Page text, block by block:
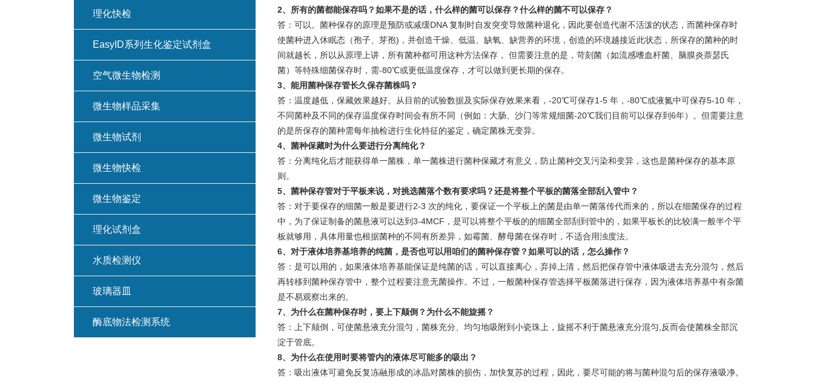
2、所有的菌都能保存吗？如果不是的话，什么样的菌可以保存？什么样的菌不可以保存？
答：可以。菌种保存的原理是预防或减缓DNA 复制时自发突变导致菌种退化，因此要创造代谢不活泼的状态，而菌种保存时
使菌种进入休眠态（孢子、芽孢)，并创造干燥、低温、缺氧、缺营养的环境，创造的环境越接近此状态，所保存的菌种的时
间就越长，所以从原理上讲，所有菌种都可用这种方法保存， 但需要注意的是，苛刻菌（如流感嗜血杆菌、脑膜炎萘瑟氏
菌）等特殊细菌保存时，需-80℃或更低温度保存，才可以做到更长期的保存。
3、能用菌种保存管长久保存菌株吗？
答：温度越低，保藏效果越好。从目前的试验数据及实际保存效果来看，-20℃可保存1-5 年，-80℃或液氮中可保存5-10 年，
不同菌种及不同的保存温度保存时间会有所不同（例如：大肠、沙门等常规细菌-20℃我们目前可以保存到6年）。但需要注意
的是所保存的菌种需每年抽检进行生化特征的鉴定，确定菌株无变异。
4、菌种保藏时为什么要进行分离纯化？
答：分离纯化后才能获得单一菌株，单一菌株进行菌种保藏才有意义，防止菌种交叉污染和变异，这也是菌种保存的基本原
则。
5、菌种保存管对于平板来说，对挑选菌落个数有要求吗？还是将整个平板的菌落全部刮入管中？
答：对于要保存的细菌一般是要进行2-3 次的纯化，要保证一个平板上的菌是由单一菌落传代而来的，所以在细菌保存的过程
中，为了保证制备的菌悬液可以达到3-4MCF，是可以将整个平板的的细菌全部刮到管中的，如果平板长的比较满一般半个平
板就够用，具体用量也根据菌种的不同有所差异，如霉菌、酵母菌在保存时，不适合用浊度法。
6、对于液体培养基培养的纯菌，是否也可以用咱们的菌种保存管？如果可以的话， 怎么操作？
答：是可以用的，如果液体培养基能保证是纯菌的话，可以直接离心，弃掉上清，然后把保存管中液体吸进去充分混匀，然后
再转移到菌种保存管中，整个过程要注意无菌操作。不过，一般菌种保存管选择平板菌落进行保存，因为液体培养基中有杂菌
是不易观察出来的。
7、为什么在菌种保存时，要上下颠倒？为什么不能旋摇？
答：上下颠倒，可使菌悬液充分混匀，菌株充分、均匀地吸附到小瓷珠上，旋摇不利于菌悬液充分混匀,反而会使菌株全部沉
淀于管底。
8、为什么在使用时要将管内的液体尽可能多的吸出？
答：吸出液体可避免反复冻融形成的冰晶对菌株的损伤，加快复苏的过程，因此，要尽可能的将与菌种混匀后的保存液吸净。
理化快检
EasyID系列生化鉴定试剂盒
空气微生物检测
微生物样品采集
微生物试剂
微生物快检
微生物鉴定
理化试剂盒
水质检测仪
玻璃器皿
酶底物法检测系统